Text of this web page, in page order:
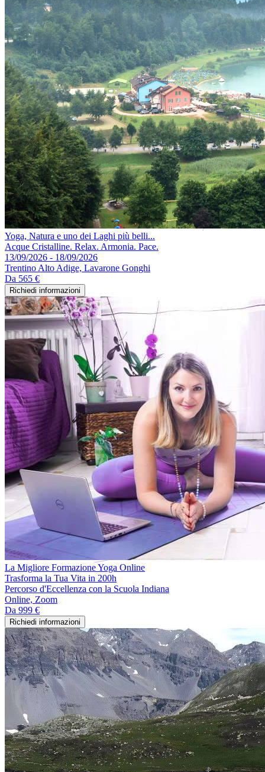
Yoga, Natura e uno dei Laghi più belli...
Acque Cristalline. Relax. Armonia. Pace.
13/09/2026 - 18/09/2026
Trentino Alto Adige, Lavarone Gonghi
Da 565 €
Richiedi informazioni
La Migliore Formazione Yoga Online
Trasforma la Tua Vita in 200h
Percorso d'Eccellenza con la Scuola Indiana
Online, Zoom
Da 999 €
Richiedi informazioni